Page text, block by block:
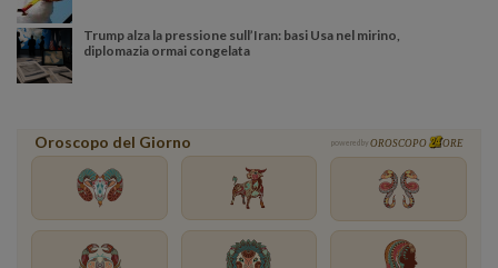
Trump alza la pressione sull’Iran: basi Usa nel mirino,
diplomazia ormai congelata
Oroscopo del Giorno powered by OROSCOPO ORE